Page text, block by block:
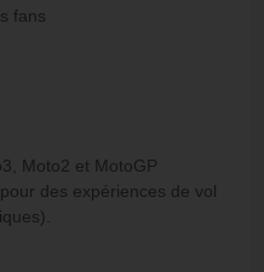
fans
Moto2 et MotoGP
des expériences de vol